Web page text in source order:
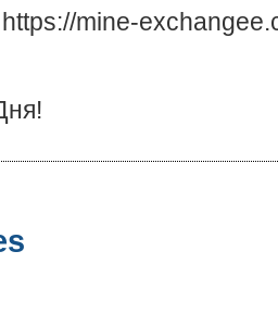
mine-